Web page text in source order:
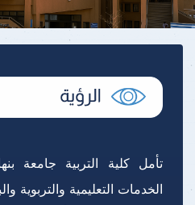
تأمل كلية التربية جامعة
الخدمات التعليمية والتربوية